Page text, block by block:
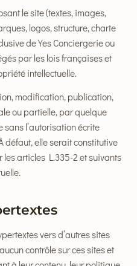
le site (textes, images,
logos, structure, charte
de Yes Conciergerie ou
par les lois françaises et
intellectuelle.
modification, publication,
ou partielle, par quelque
sans l’autorisation écrite
défaut, elle serait constitutive
articles L.335-2 et suivants
vers d’autres sites
contrôle sur ces sites et